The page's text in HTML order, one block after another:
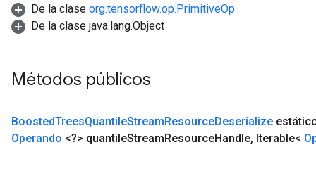
De la clase org.tensorflow.op.PrimitiveOp
De la clase java.lang.Object
Métodos públicos
BoostedTreesQuantileStreamResourceDeserialize
Operando <?> quantileStreamResourceHandle, Iterable<